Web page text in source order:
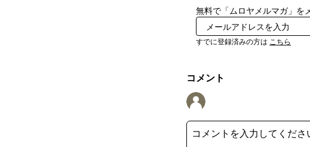
無料で「ムロヤメルマガ」を
すでに登録済みの方は こちら
コメント